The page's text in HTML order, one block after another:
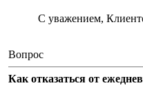
С уважением,
Вопрос
Как отказаться от